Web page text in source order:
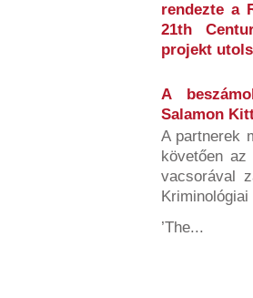
rendezte a
21th
projekt
A
Salamon
A partnerek
követően az
vacsorával
’The...